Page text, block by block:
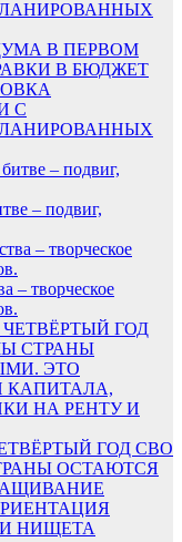
В ПЕРВОМ
В БЮДЖЕТ
С
– подвиг,
– творческое
ГОД СВО
ОСТАЮТСЯ
НИЩЕТА